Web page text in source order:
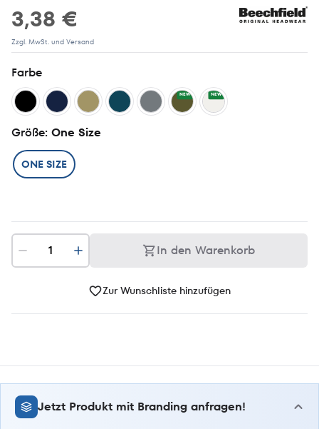
3,38 €
Zzgl. MwSt. und Versand
Farbe
NEW NEW
Größe: One Size
ONE SIZE
In den Warenkorb
Zur Wunschliste hinzufügen
Jetzt Produkt mit Branding anfragen!